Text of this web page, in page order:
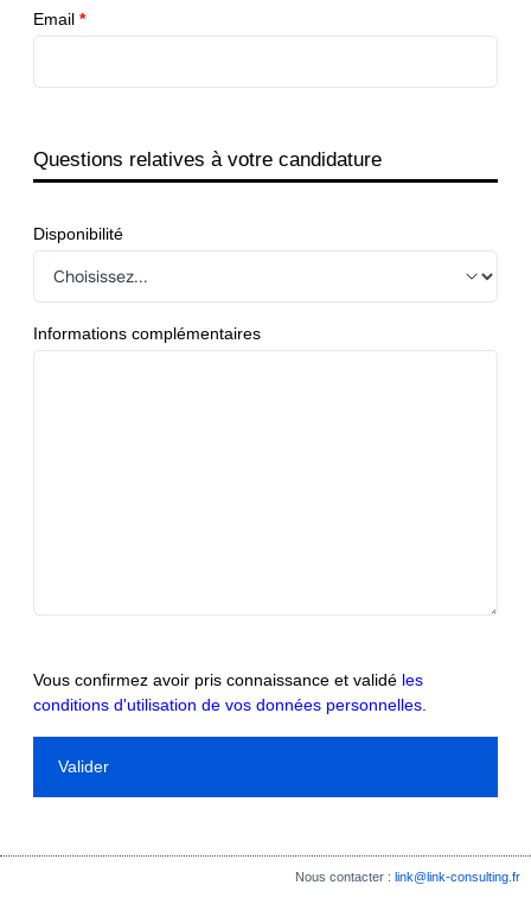
Email *
Questions relatives à votre candidature
Disponibilité
Informations complémentaires
Vous confirmez avoir pris connaissance et validé les
conditions d'utilisation de vos données personnelles.
Nous contacter :link@link-consulting.fr